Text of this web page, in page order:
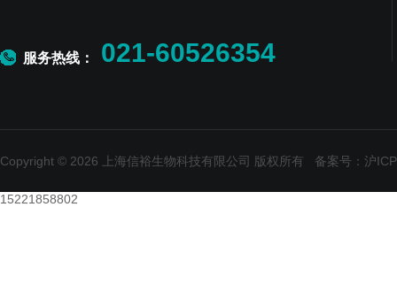
服务热线： 021-60526354
Copyright © 2026 上海信裕生物科技有限公司 版权所有 备案号：沪
15221858802